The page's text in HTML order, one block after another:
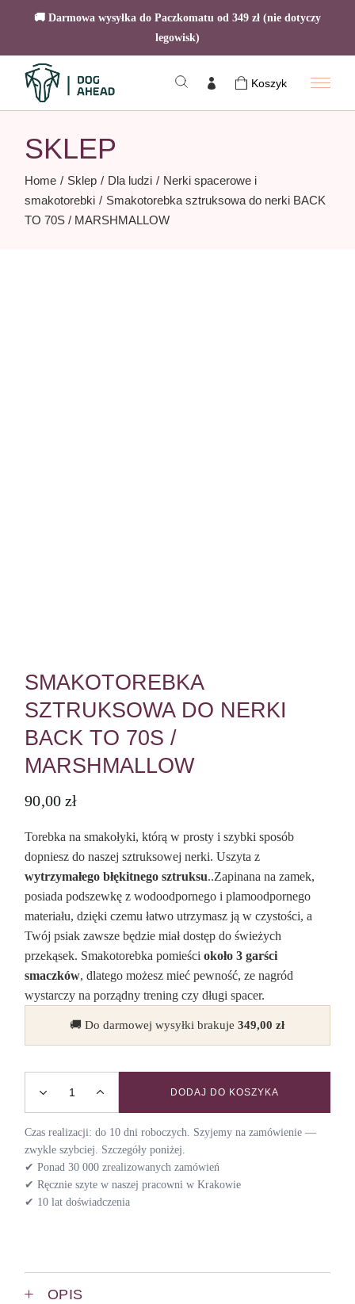
🚚 Darmowa wysyłka do Paczkomatu od 349 zł (nie dotyczy
legowisk)
content
Koszyk
SKLEP
Home Sklep Dla ludzi
Nerki spacerowe i
smakotorebki
Smakotorebka sztruksowa do nerki BACK
TO 70S / MARSHMALLOW
SMAKOTOREBKA
SZTRUKSOWA DO NERKI
BACK TO 70S /
MARSHMALLOW
90,00 zł
Torebka na smakołyki, którą w prosty i szybki sposób
dopniesz do naszej sztruksowej nerki. Uszyta z
wytrzymałego błękitnego sztruksu..Zapinana na zamek,
posiada podszewkę z wodoodpornego i plamoodpornego
materiału, dzięki czemu łatwo utrzymasz ją w czystości, a
Twój psiak zawsze będzie miał dostęp do świeżych
przekąsek. Smakotorebka pomieściokoło 3 garści
smaczków, dlatego możesz mieć pewność, ze nagród
wystarczy na porządny trening czy długi spacer.
🚚 Do darmowej wysyłki brakuje349,00zł
Smakotorebka sztruksowa do nerki BACK TO 70S /
DODAJ DO KOSZYKA
Czas realizacji: do 10 dni roboczych. Szyjemy na zamówienie —
zwykle szybciej. Szczegóły poniżej.
✔ Ponad 30 000 zrealizowanych zamówień
✔ Ręcznie szyte w naszej pracowni w Krakowie
✔ 10 lat doświadczenia
OPIS